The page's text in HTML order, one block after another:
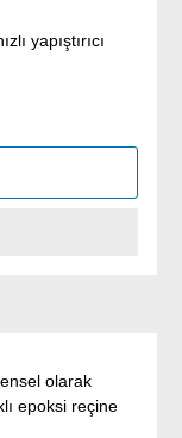
yapıştırıcı